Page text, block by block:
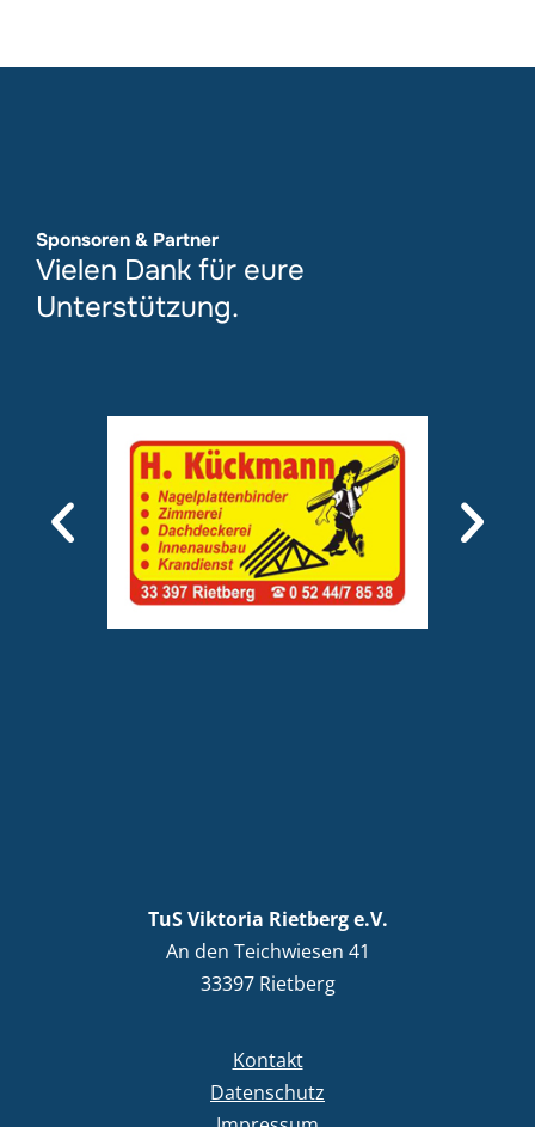
Sponsoren & Partner
Vielen Dank für eure
Unterstützung.
TuS Viktoria Rietberg e.V.
An den Teichwiesen 41
33397 Rietberg
Kontakt
Datenschutz